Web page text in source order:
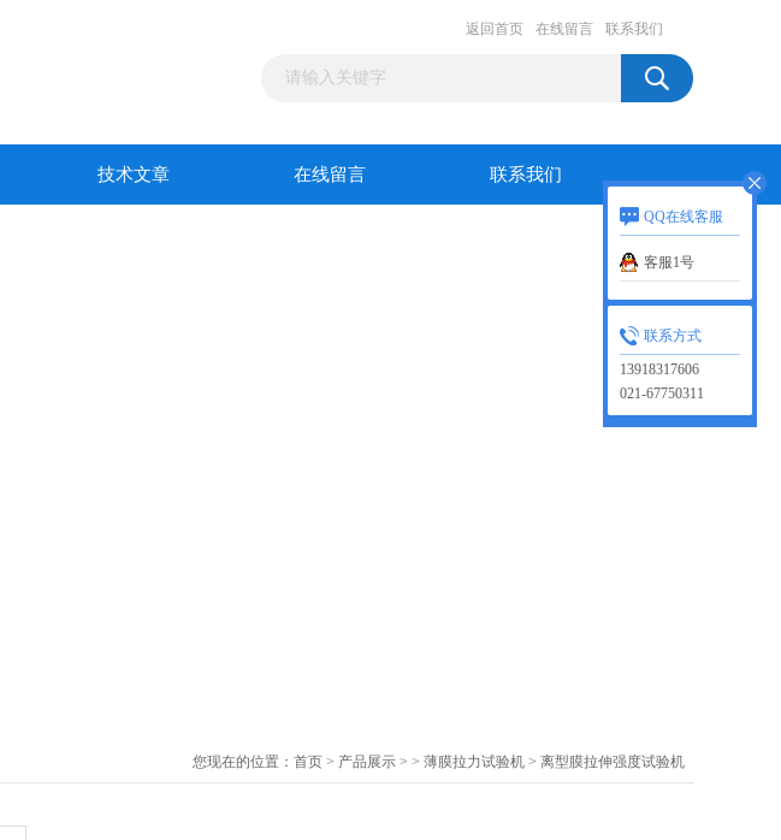
返回首页 在线留言 联系我们
技术文章 在线留言 联系我们
您现在的位置： 首页 > 产品展示 > > 薄膜拉力试验机 > 离型膜拉伸强度试验机
QQ在线客服
客服1号
联系方式
13918317606
021-67750311